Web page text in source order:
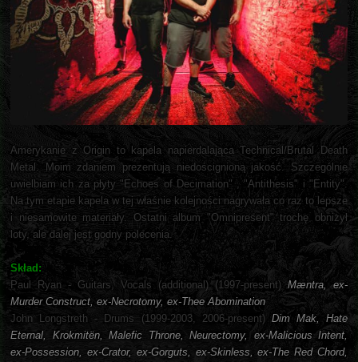
Amerykanie z Origin to kapela napierdalająca Technical/Brutal Death
Metal. Moim zdaniem prezentują niedoścignioną jakość. Szczególnie
uwielbiam ich za płyty "Echoes of Decimation" , "Antithesis" i "Entity".
Na tym etapie kapela w tej właśnie kolejności nagrywała co raz to lepsze
i niesamowite materiały. Ostatni album "Omnipresent" trochę obniżył
loty, ale dalej jest godny polecenia.
Skład:
Paul Ryan - Guitars, Vocals (additional) (1997-present) Mæntra, ex-
Murder Construct, ex-Necrotomy, ex-Thee Abomination
John Longstreth - Drums (1999-2003, 2006-present) Dim Mak, Hate
Eternal, Krokmitën, Malefic Throne, Neurectomy, ex-Malicious Intent,
ex-Possession, ex-Crator, ex-Gorguts, ex-Skinless, ex-The Red Chord,